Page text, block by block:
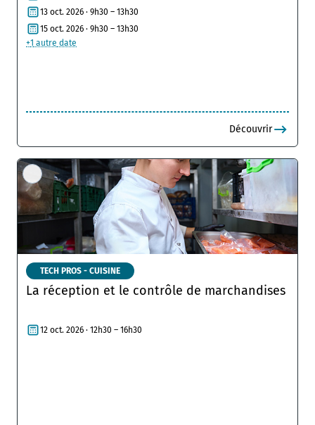
13 oct. 2026 · 9h30 – 13h30
15 oct. 2026 · 9h30 – 13h30
+1 autre date
Découvrir
TECH PROS - CUISINE
La réception et le contrôle de marchandises
12 oct. 2026 · 12h30 – 16h30